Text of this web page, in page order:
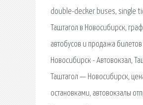
double-decker buses, single
Таштагол в Новосибирск,
автобусов и продажа
Новосибирск - Автовокзал,
Таштагол — Новосибирск,
остановками, автовокзалы